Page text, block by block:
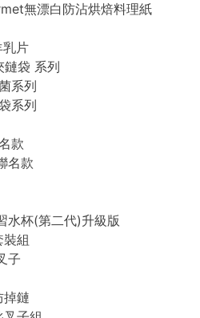
無漂白防沾烘焙料理紙
乳片
鏈袋 系列
系列
系列
款
名款
水杯(第二代)升級版
組
子
鏈